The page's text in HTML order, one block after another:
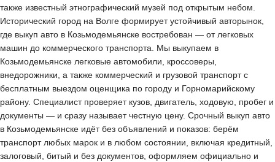
также известный этнографический музей под открытым небом.
Исторический город на Волге формирует устойчивый авторынок,
где выкуп авто в Козьмодемьянске востребован — от легковых
машин до коммерческого транспорта. Мы выкупаем в
Козьмодемьянске легковые автомобили, кроссоверы,
внедорожники, а также коммерческий и грузовой транспорт с
бесплатным выездом оценщика по городу и Горномарийскому
району. Специалист проверяет кузов, двигатель, ходовую, пробег и
документы — и сразу называет честную цену. Срочный выкуп авто
в Козьмодемьянске идёт без объявлений и показов: берём
транспорт любых марок и в любом состоянии, включая кредитный,
залоговый, битый и без документов, оформляем официально и